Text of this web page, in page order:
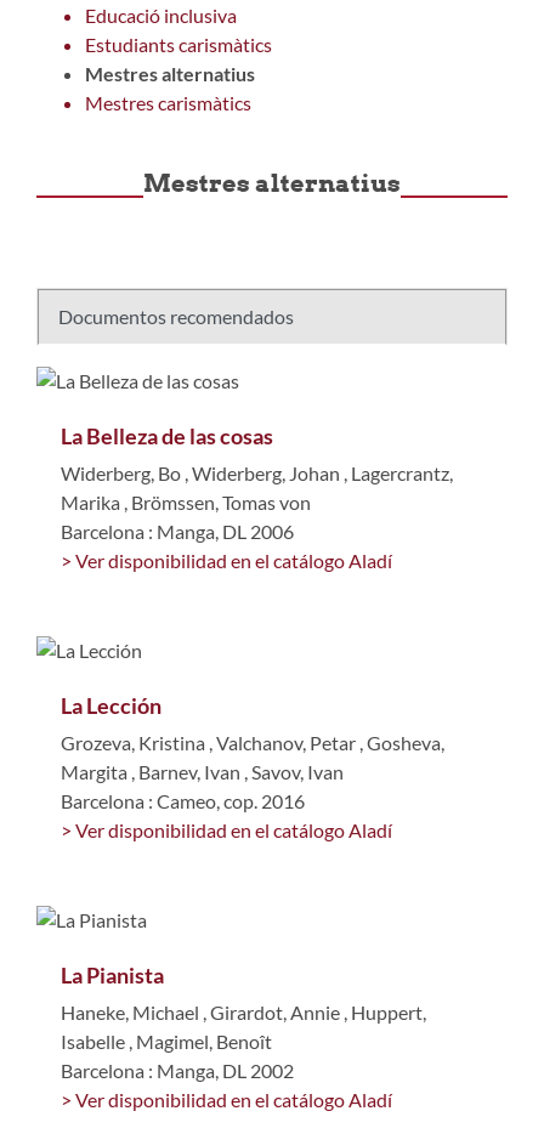
Educació inclusiva
Estudiants carismàtics
Mestres alternatius
Mestres carismàtics
Mestres alternatius
Documentos recomendados
La Belleza de las cosas
Widerberg, Bo ,Widerberg, Johan , Lagercrantz,
Marika , Brömssen, Tomas von
Barcelona : Manga, DL 2006
> Ver disponibilidad en el catálogo Aladí
La Lección
Grozeva, Kristina ,Valchanov, Petar ,Gosheva,
Margita , Barnev, Ivan ,Savov, Ivan
Barcelona : Cameo, cop. 2016
> Ver disponibilidad en el catálogo Aladí
La Pianista
Haneke, Michael ,Girardot, Annie , Huppert,
Isabelle , Magimel, Benoît
Barcelona : Manga, DL 2002
> Ver disponibilidad en el catálogo Aladí